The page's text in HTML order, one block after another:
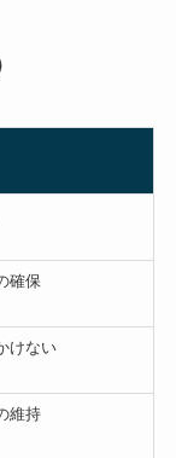
確保
けない
維持